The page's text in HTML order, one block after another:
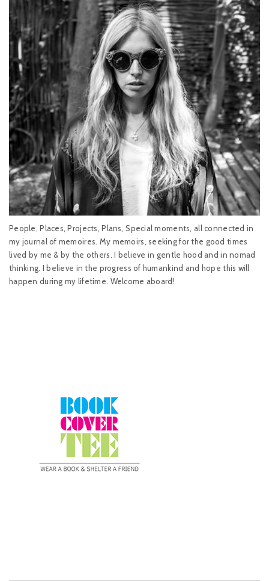
People, Places, Projects, Plans, Special moments, all connected in
my journal of memoires. My memoirs, seeking for the good times
lived by me & by the others. I believe in gentle hood and in nomad
thinking. I believe in the progress of humankind and hope this will
happen during my lifetime. Welcome aboard!